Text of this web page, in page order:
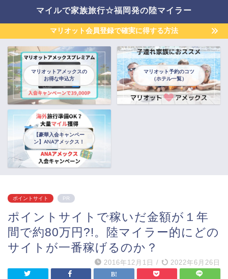
マイルで家族旅行☆福岡発の陸マイラー
マリオット会員登録で確実に得する方法
マリオットアメックスの
お得な申込方
マリオット予約のコツ
（ホテル一覧）
【豪華入会キャンペー
ン】ANAアメックス！
ポイントサイト PR
ポイントサイトで稼いだ金額が１年
間で約80万円?!。陸マイラー的にどの
サイトが一番稼げるのか？
2016年12月1日 / 2022年6月26日